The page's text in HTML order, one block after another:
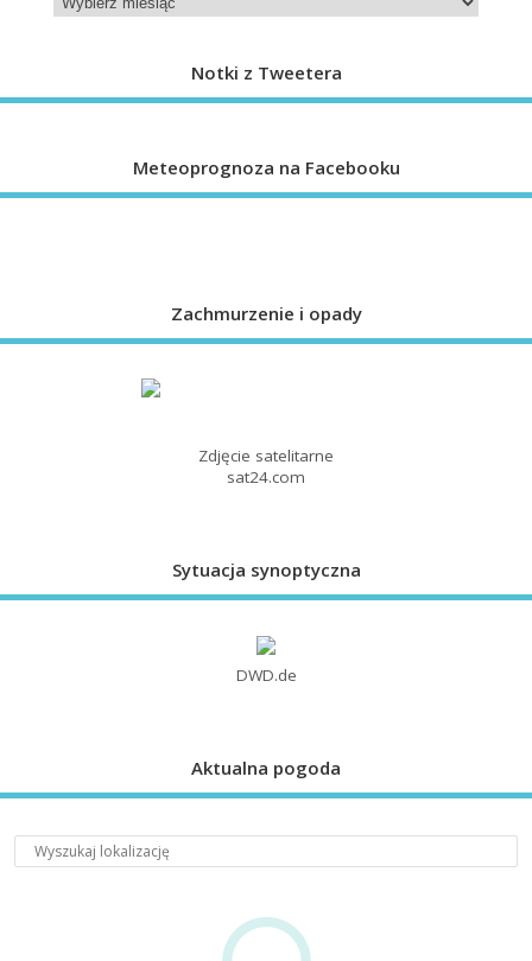
Notki z Tweetera
Meteoprognoza na Facebooku
Zachmurzenie i opady
Zdjęcie satelitarne
sat24.com
Sytuacja synoptyczna
DWD.de
Aktualna pogoda